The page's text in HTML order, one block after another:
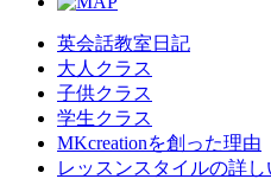
英会話教室日記
大人クラス
子供クラス
学生クラス
MKcreationを創った理由
レッスンスタイルの詳し